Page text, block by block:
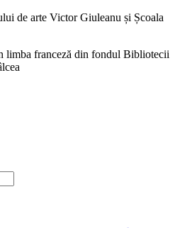
de arte Victor Giuleanu și Școala
limba franceză din fondul Bibliotecii